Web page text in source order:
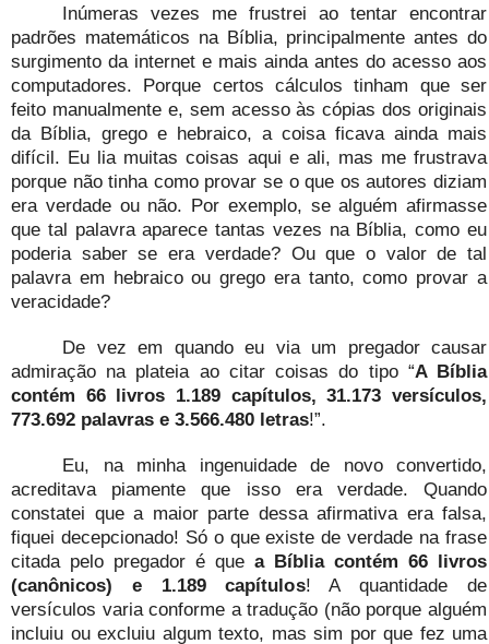
Inúmeras vezes me frustrei ao tentar encontrar
padrões matemáticos na Bíblia, principalmente antes do
surgimento da internet e mais ainda antes do acesso aos
computadores. Porque certos cálculos tinham que ser
feito manualmente e, sem acesso às cópias dos originais
da Bíblia, grego e hebraico, a coisa ficava ainda mais
difícil. Eu lia muitas coisas aqui e ali, mas me frustrava
porque não tinha como provar se o que os autores diziam
era verdade ou não. Por exemplo, se alguém afirmasse
que tal palavra aparece tantas vezes na Bíblia, como eu
poderia saber se era verdade? Ou que o valor de tal
palavra em hebraico ou grego era tanto, como provar a
veracidade?
De vez em quando eu via um pregador causar
admiração na plateia ao citar coisas do tipo “A Bíblia
contém 66 livros 1.189 capítulos, 31.173 versículos,
773.692 palavras e 3.566.480 letras!”.
Eu, na minha ingenuidade de novo convertido,
acreditava piamente que isso era verdade. Quando
constatei que a maior parte dessa afirmativa era falsa,
fiquei decepcionado! Só o que existe de verdade na frase
citada pelo pregador é que a Bíblia contém 66 livros
(canônicos) e 1.189 capítulos! A quantidade de
versículos varia conforme a tradução (não porque alguém
incluiu ou excluiu algum texto, mas sim por que fez uma